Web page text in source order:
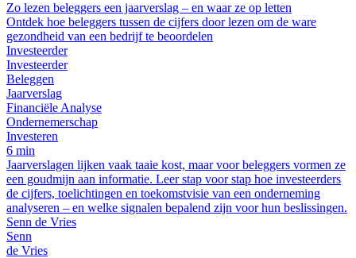
Zo lezen beleggers een jaarverslag – en waar ze op letten
Ontdek hoe beleggers tussen de cijfers door lezen om de ware
gezondheid van een bedrijf te beoordelen
Investeerder
Investeerder
Beleggen
Jaarverslag
Financiële Analyse
Ondernemerschap
Investeren
6 min
Jaarverslagen lijken vaak taaie kost, maar voor beleggers vormen ze
een goudmijn aan informatie. Leer stap voor stap hoe investeerders
de cijfers, toelichtingen en toekomstvisie van een onderneming
analyseren – en welke signalen bepalend zijn voor hun beslissingen.
Senn de Vries
Senn
de Vries